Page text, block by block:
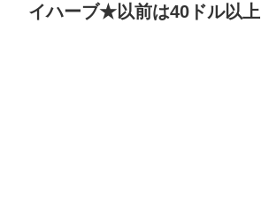
イハーブ★以前は40ドル以上